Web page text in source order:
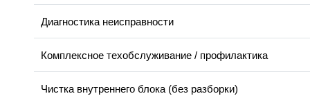
Диагностика неисправности
Комплексное техобслуживание / профилактика
Чистка внутреннего блока (без разборки)